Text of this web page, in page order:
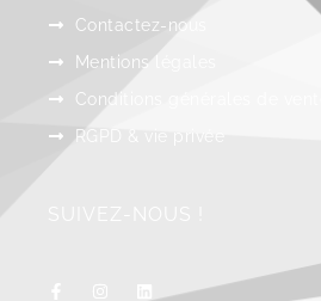
Contactez-nous
Mentions légales
Conditions générales de vente
RGPD & vie privée